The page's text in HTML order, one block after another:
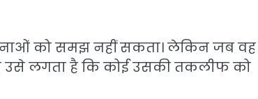
को समझ नहीं सकता। लेकिन जब वह
उसे लगता है कि कोई उसकी तकलीफ को